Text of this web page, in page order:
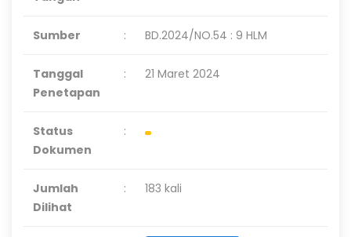
Sumber : BD.2024/NO.54 : 9 HLM
Tanggal
Penetapan
: 21 Maret 2024
Status
Dokumen
:
Jumlah
Dilihat
: 183 kali